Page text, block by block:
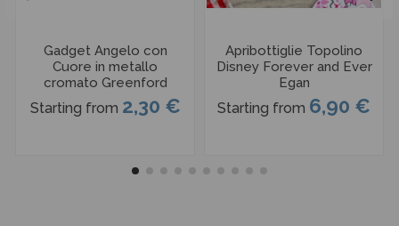
Gadget Angelo con
Cuore in metallo
cromato Greenford
Starting from 2,30 €
Apribottiglie Topolino
Disney Forever and Ever
Egan
Starting from 6,90 €